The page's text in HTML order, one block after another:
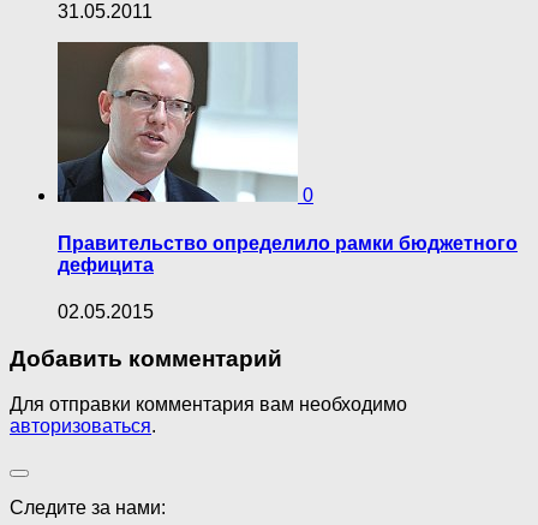
31.05.2011
0
Правительство определило рамки бюджетного
дефицита
02.05.2015
Добавить комментарий
Для отправки комментария вам необходимо
авторизоваться.
Следите за нами: